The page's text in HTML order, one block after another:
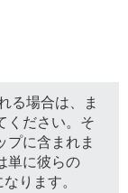
る場合は、ま
ください。そ
プに含まれま
単に彼らの
ります。